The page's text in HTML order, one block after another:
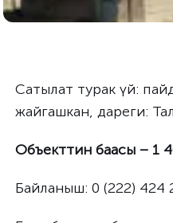
Сатылат турак үй:
жайгашкан, дареги:
Объекттин баасы – 1
Байланыш: 0 (222) 424